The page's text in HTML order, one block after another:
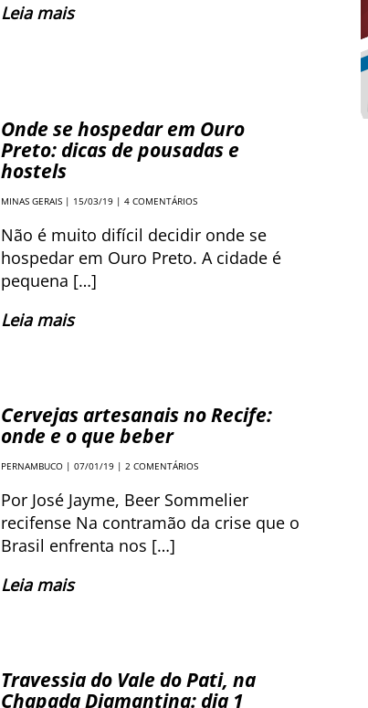
Leia mais
Onde se hospedar em Ouro
Preto: dicas de pousadas e
hostels
MINAS GERAIS | 15/03/19 | 4 COMENTÁRIOS
Não é muito difícil decidir onde se
hospedar em Ouro Preto. A cidade é
pequena […]
Leia mais
Cervejas artesanais no Recife:
onde e o que beber
PERNAMBUCO | 07/01/19 | 2 COMENTÁRIOS
Por José Jayme, Beer Sommelier
recifense Na contramão da crise que o
Brasil enfrenta nos […]
Leia mais
Travessia do Vale do Pati, na
Chapada Diamantina: dia 1